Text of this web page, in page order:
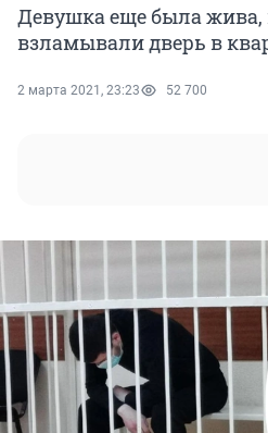
Девушка еще была жива,
взламывали дверь в
2 марта 2021, 23:23 52 700